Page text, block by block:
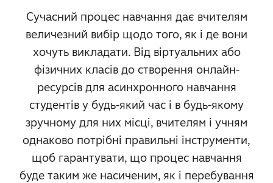
Сучасний процес навчання дає вчителям
величезний вибір щодо того, як і де вони
хочуть викладати. Від віртуальних або
фізичних класів до створення онлайн-
ресурсів для асинхронного навчання
студентів у будь-який час і в будь-якому
зручному для них місці, вчителям і учням
однаково потрібні правильні інструменти,
щоб гарантувати, що процес навчання
буде таким же насиченим, як і перебування